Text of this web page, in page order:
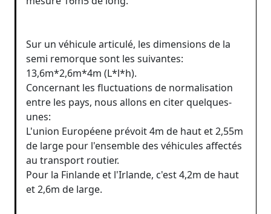
Sur un véhicule articulé, les dimensions de la
semi remorque sont les suivantes:
13,6m*2,6m*4m (L*l*h).
Concernant les fluctuations de normalisation
entre les pays, nous allons en citer quelques-
unes:
L'union Européene prévoit 4m de haut et 2,55m
de large pour l'ensemble des véhicules affectés
au transport routier.
Pour la Finlande et l'Irlande, c'est 4,2m de haut
et 2,6m de large.